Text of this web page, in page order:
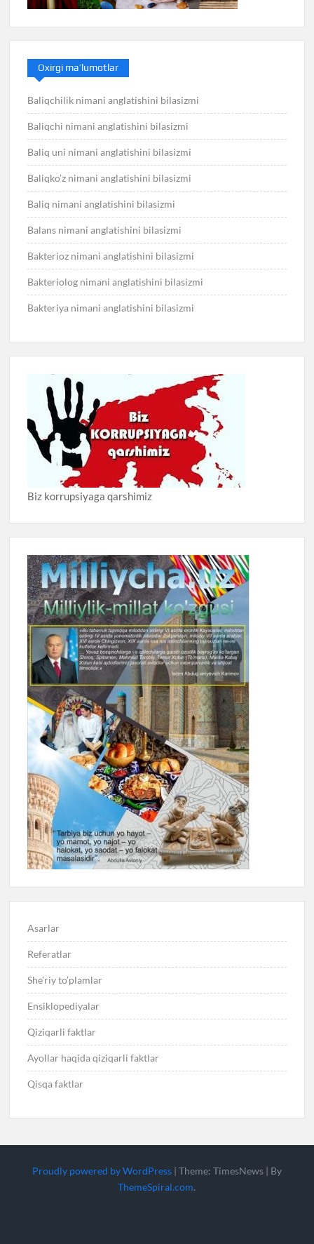
Oxirgi ma’lumotlar
Baliqchilik nimani anglatishini bilasizmi
Baliqchi nimani anglatishini bilasizmi
Baliq uni nimani anglatishini bilasizmi
Baliqko’z nimani anglatishini bilasizmi
Baliq nimani anglatishini bilasizmi
Balans nimani anglatishini bilasizmi
Bakterioz nimani anglatishini bilasizmi
Bakteriolog nimani anglatishini bilasizmi
Bakteriya nimani anglatishini bilasizmi
Biz korrupsiyaga qarshimiz
Asarlar
Referatlar
She’riy to’plamlar
Ensiklopediyalar
Qiziqarli faktlar
Ayollar haqida qiziqarli faktlar
Qisqa faktlar
Proudly powered by WordPress | Theme: TimesNews | By
ThemeSpiral.com.